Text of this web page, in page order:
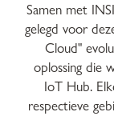
Samen met
gelegd voor
Cloud"
oplossing die
IoT Hub.
respectieve